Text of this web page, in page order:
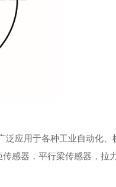
泛应用于各种工业自动化
感器，平行梁传感器，拉